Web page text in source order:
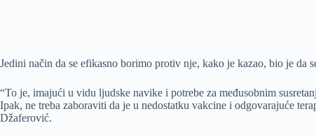
Jedini način da se efikasno borimo protiv nje, kako je kazao, bio je da
“To je, imajući u vidu ljudske navike i potrebe za međusobnim
Ipak, ne treba zaboraviti da je u nedostatku vakcine i odgovarajuće
Džaferović.